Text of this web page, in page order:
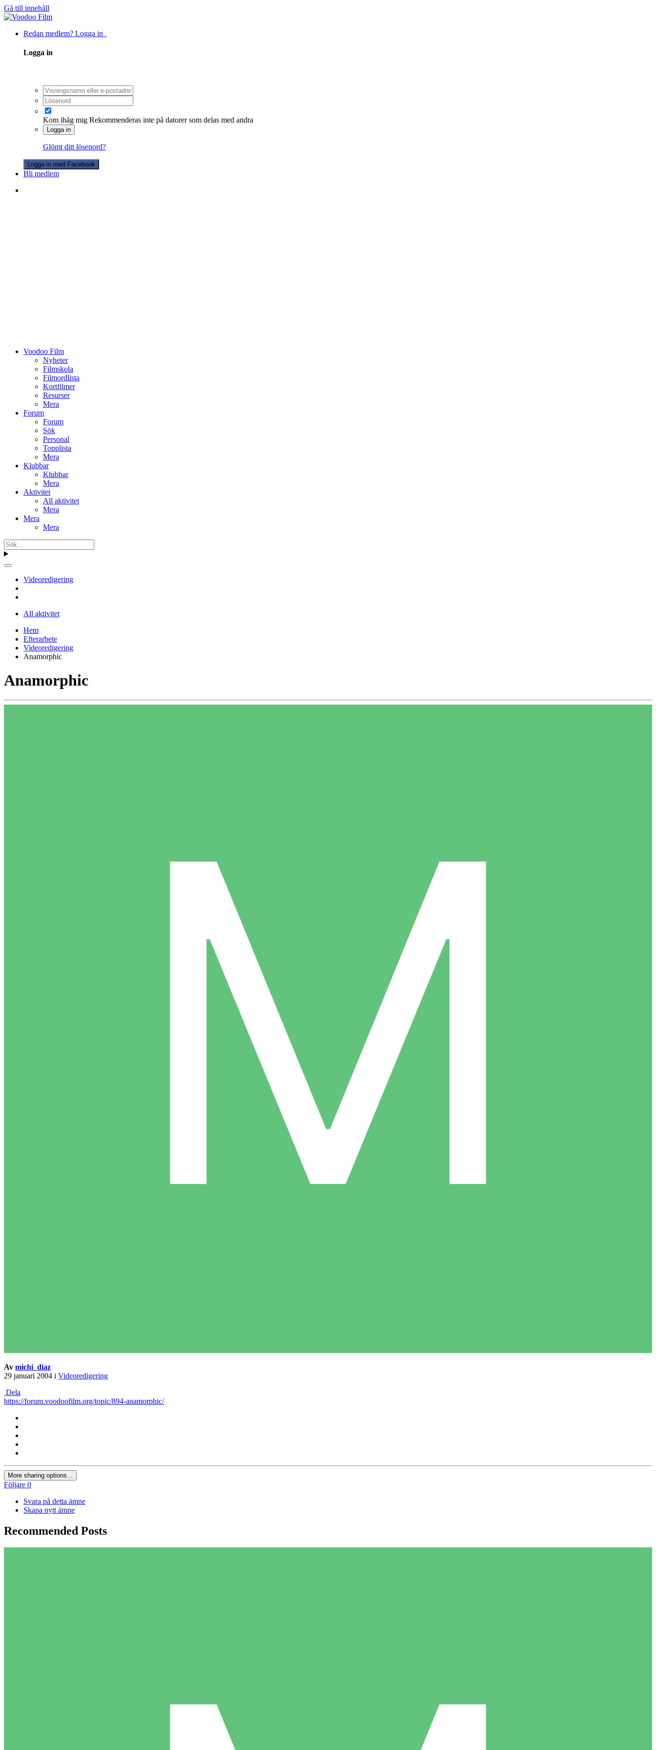
Gå till innehåll
Redan medlem? Logga in
Logga in
Kom ihåg mig Rekommenderas inte på datorer som delas med andra
Logga in
Glömt ditt lösenord?
Logga in med Facebook
Bli medlem
Voodoo Film
Nyheter
Filmskola
Filmordlista
Kortfilmer
Resurser
Mera
Forum
Forum
Sök
Personal
Topplista
Mera
Klubbar
Klubbar
Mera
Aktivitet
All aktivitet
Mera
Mera
Mera
Videoredigering
All aktivitet
Hem
Efterarbete
Videoredigering
Anamorphic
Anamorphic
Av michi_diaz
29 januari 2004 i Videoredigering
Dela
https://forum.voodoofilm.org/topic/894-anamorphic/
More sharing options...
Följare 0
Svara på detta ämne
Skapa nytt ämne
Recommended Posts